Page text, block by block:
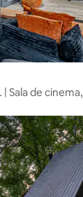
Sala de